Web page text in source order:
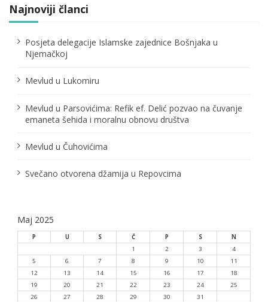
j
l
n
a
Najnoviji članci
Posjeta delegacije Islamske zajednice Bošnjaka u
Njemačkoj
Mevlud u Lukomiru
Mevlud u Parsovićima: Refik ef. Delić pozvao na čuvanje
emaneta šehida i moralnu obnovu društva
Mevlud u Čuhovićima
Svečano otvorena džamija u Repovcima
Maj 2025
P U S Č P S
N
1
2 3
4
5
6 7 8 9 10
11
12
13 14 15 16 17
18
19
20 21 22 23 24
25
26
27 28 29 30 31